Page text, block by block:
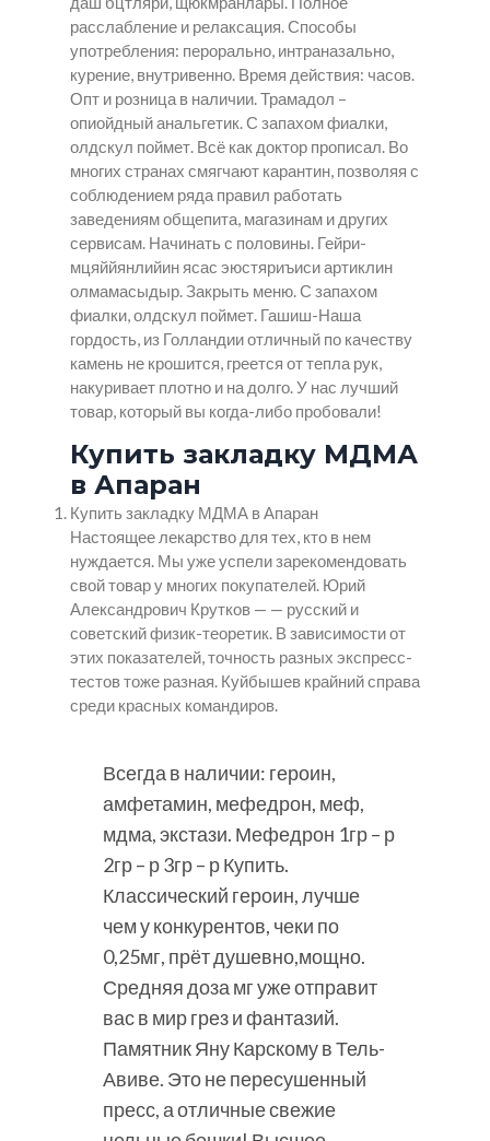
расслабление и релаксация. Способы
употребления: перорально, интраназально,
курение, внутривенно. Время действия: часов.
Опт и розница в наличии. Трамадол –
опиойдный анальгетик. С запахом фиалки,
олдскул поймет. Всё как доктор прописал. Во
многих странах смягчают карантин, позволяя с
соблюдением ряда правил работать
заведениям общепита, магазинам и других
сервисам. Начинать с половины. Гейри-
мцяййянлийин ясас эюстяриъиси артиклин
олмамасыдыр. Закрыть меню. С запахом
фиалки, олдскул поймет. Гашиш-Наша
гордость, из Голландии отличный по качеству
камень не крошится, греется от тепла рук,
накуривает плотно и на долго. У нас лучший
товар, который вы когда-либо пробовали!
Купить закладку МДМА
в Апаран
Купить закладку МДМА в Апаран
Настоящее лекарство для тех, кто в нем
нуждается. Мы уже успели зарекомендовать
свой товар у многих покупателей. Юрий
Александрович Крутков — — русский и
советский физик-теоретик. В зависимости от
этих показателей, точность разных экспресс-
тестов тоже разная. Куйбышев крайний справа
среди красных командиров.
Всегда в наличии: героин,
амфетамин, мефедрон, меф,
мдма, экстази. Мефедрон 1гр – р
2гр – р 3гр – р Купить.
Классический героин, лучше
чем у конкурентов, чеки по
0,25мг, прёт душевно,мощно.
Средняя доза мг уже отправит
вас в мир грез и фантазий.
Памятник Яну Карскому в Тель-
Авиве. Это не пересушенный
пресс, а отличные свежие